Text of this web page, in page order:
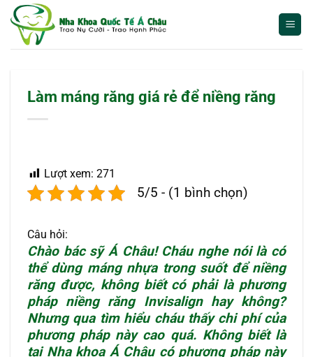
qua
Làm máng răng giá rẻ để niềng răng
Lượt xem: 271
5/5 - (1 bình chọn)
Câu hỏi:
Chào bác sỹ Á Châu! Cháu nghe nói là có
thể dùng máng nhựa trong suốt để niềng
răng được, không biết có phải là phương
pháp niềng răng Invisalign hay không?
Nhưng qua tìm hiểu cháu thấy chi phí của
phương pháp này cao quá. Không biết là
tại Nha khoa Á Châu có phương pháp này